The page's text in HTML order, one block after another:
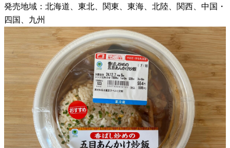
発売地域：北海道、東北、関東、東海、北陸、関西、中国・
四国、九州